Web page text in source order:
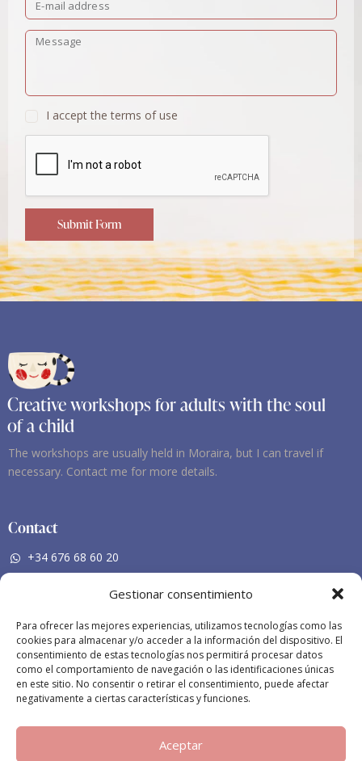
Gestionar consentimiento
Para ofrecer las mejores experiencias, utilizamos tecnologías como las
cookies para almacenar y/o acceder a la información del dispositivo. El
consentimiento de estas tecnologías nos permitirá procesar datos
como el comportamiento de navegación o las identificaciones únicas
en este sitio. No consentir o retirar el consentimiento, puede afectar
negativamente a ciertas características y funciones.
Aceptar
I accept the terms of use
Submit Form
Creative workshops for adults with the soul
of a child
The workshops are usually held in Moraira, but I can travel if
necessary. Contact me for more details.
Contact
+34 676 68 60 20
Social Networking
Facebook
Instagram